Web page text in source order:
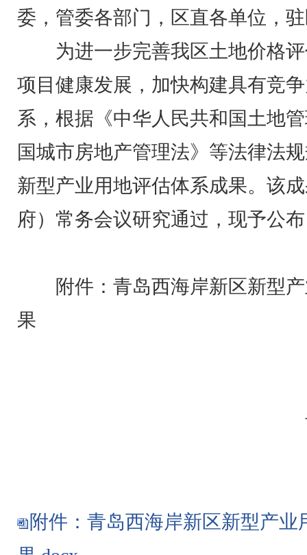
委，管委各部门，区直各单位，
为进一步完善我区土地价格
项目健康发展，加快构建具有竞
系，根据《中华人民共和国土地
国城市房地产管理法》等法律法
新型产业用地评估体系成果。该
府）常务会议研究通过，现予公
附件：青岛西海岸新区新型
果
附件：青岛西海岸新区新型产业